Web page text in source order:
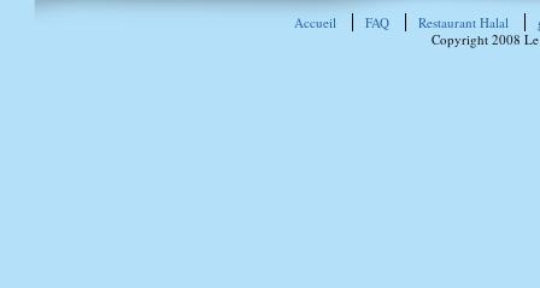
Accueil FAQ Restaurant Halal
Copyright 2008